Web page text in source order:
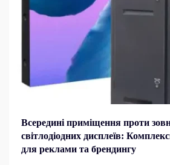
Всередині приміщення проти
світлодіодних дисплеїв:
для реклами та брендингу